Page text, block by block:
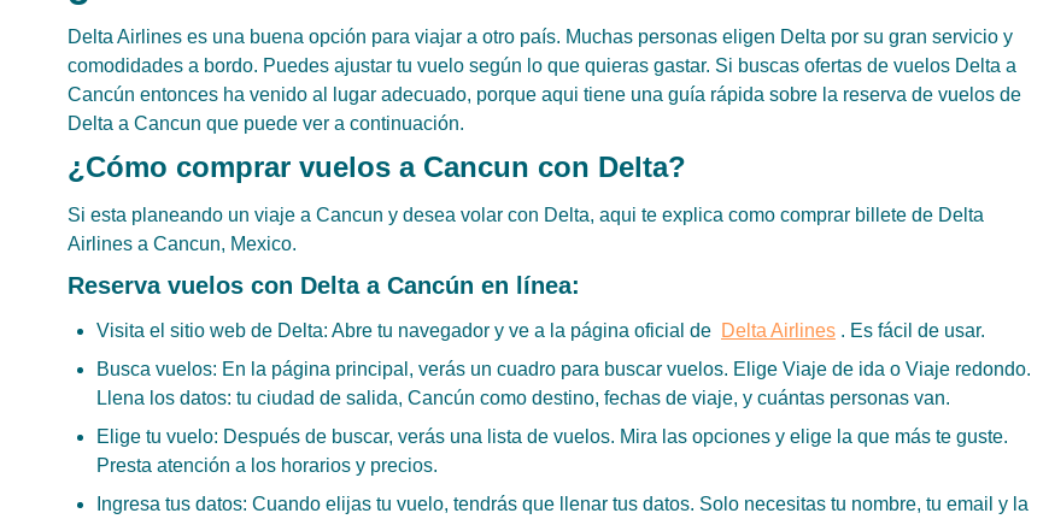
Delta Airlines es una buena opción para viajar a otro país. Muchas personas eligen Delta por su gran servicio y
comodidades a bordo. Puedes ajustar tu vuelo según lo que quieras gastar. Si buscas ofertas de vuelos Delta a
Cancún entonces ha venido al lugar adecuado, porque aqui tiene una guía rápida sobre la reserva de vuelos de
Delta a Cancun que puede ver a continuación.
¿Cómo comprar vuelos a Cancun con Delta?
Si esta planeando un viaje a Cancun y desea volar con Delta, aqui te explica como comprar billete de Delta
Airlines a Cancun, Mexico.
Reserva vuelos con Delta a Cancún en línea:
Visita el sitio web de Delta: Abre tu navegador y ve a la página oficial de Delta Airlines . Es fácil de usar.
Busca vuelos: En la página principal, verás un cuadro para buscar vuelos. Elige Viaje de ida o Viaje redondo.
Llena los datos: tu ciudad de salida, Cancún como destino, fechas de viaje, y cuántas personas van.
Elige tu vuelo: Después de buscar, verás una lista de vuelos. Mira las opciones y elige la que más te guste.
Presta atención a los horarios y precios.
Ingresa tus datos: Cuando elijas tu vuelo, tendrás que llenar tus datos. Solo necesitas tu nombre, tu email y la